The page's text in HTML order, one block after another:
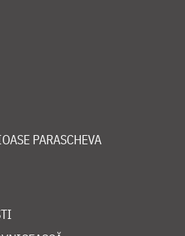
PARASCHEVA